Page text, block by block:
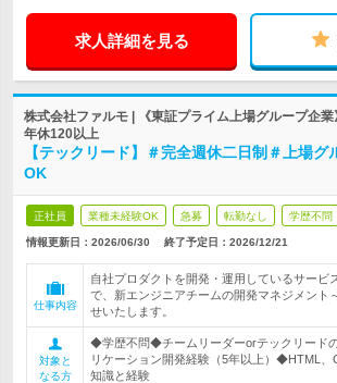
求人詳細を見る
株式会社ファルモ | 《東証プライム上場グループ企
年休120以上
【テックリード】＃完全週休二日制＃上場グ
OK
正社員 業種未経験OK 急募 転勤なし 学歴不問
情報更新日：2026/06/30 終了予定日： 2026/12/21
仕事内容
自社プロダクトを開発・運用しているサービ
で、新エンジニアチームの開発マネジメント
せいたします。
対象と
なる方
◆学歴不問◆チームリーダーorテックリード
リケーション開発経験（5年以上）◆HTML、
知識と経験